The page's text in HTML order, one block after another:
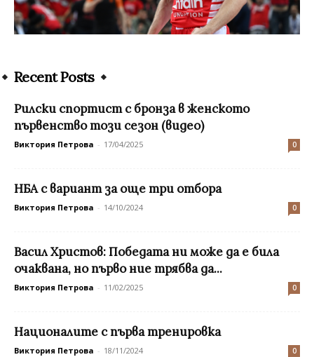
Recent Posts
Рилски спортист с бронза в женското
първенство този сезон (видео)
Виктория Петрова - 17/04/2025 0
НБА с вариант за още три отбора
Виктория Петрова - 14/10/2024 0
Васил Христов: Победата ни може да е била
очаквана, но първо ние трябва да...
Виктория Петрова - 11/02/2025 0
Националите с първа тренировка
Виктория Петрова - 18/11/2024 0